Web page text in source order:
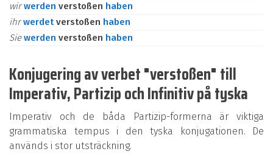
wirwerden verstoßen haben
ihrwerdetverstoßen haben
Siewerden verstoßen haben
Konjugering av verbet "verstoßen" till
Imperativ, Partizip och Infinitiv på tyska
Imperativ och de båda Partizip-formerna är viktiga
grammatiska tempus i den tyska konjugationen. De
används i stor utsträckning.